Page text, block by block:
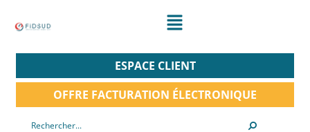
ESPACE CLIENT
OFFRE FACTURATION ÉLECTRONIQUE